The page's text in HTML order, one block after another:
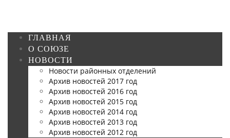
ГЛАВНАЯ
О СОЮЗЕ
НОВОСТИ
Новости районных отделений
Архив новостей 2017 год
Архив новостей 2016 год
Архив новостей 2015 год
Архив новостей 2014 год
Архив новостей 2013 год
Архив новостей 2012 год